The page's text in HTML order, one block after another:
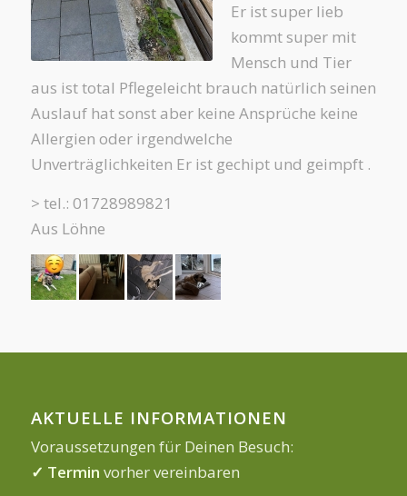
Er ist super lieb
kommt super mit
Mensch und Tier
aus ist total Pflegeleicht brauch natürlich seinen
Auslauf hat sonst aber keine Ansprüche keine
Allergien oder irgendwelche
Unverträglichkeiten Er ist gechipt und geimpft .
> tel.: 01728989821
Aus Löhne
AKTUELLE INFORMATIONEN
Voraussetzungen für Deinen Besuch:
✓ Termin vorher vereinbaren